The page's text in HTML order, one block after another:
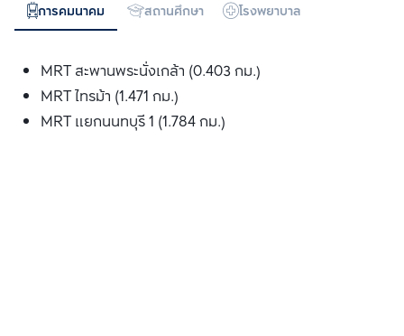
การคมนาคม สถานศึกษา โรงพยาบาล
MRT สะพานพระนั่งเกล้า (0.403 กม.)
MRT ไทรม้า (1.471 กม.)
MRT แยกนนทบุรี 1 (1.784 กม.)